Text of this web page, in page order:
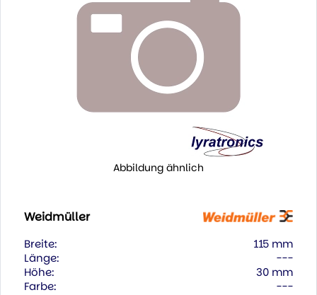
Abbildung ähnlich
Weidmüller
Breite:
115 mm
Länge:
---
Höhe:
30 mm
Farbe:
---